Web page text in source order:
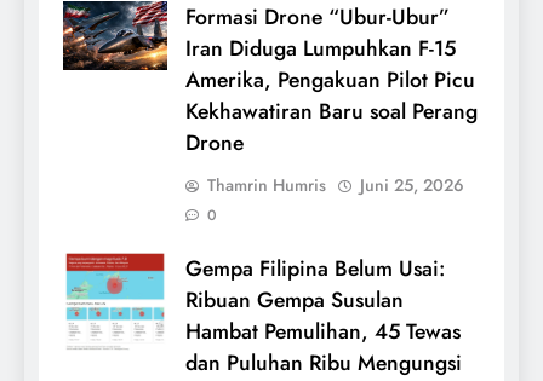
Formasi Drone “Ubur-Ubur”
Iran Diduga Lumpuhkan F-15
Amerika, Pengakuan Pilot Picu
Kekhawatiran Baru soal Perang
Drone
Thamrin Humris Juni 25, 2026
0
Gempa Filipina Belum Usai:
Ribuan Gempa Susulan
Hambat Pemulihan, 45 Tewas
dan Puluhan Ribu Mengungsi